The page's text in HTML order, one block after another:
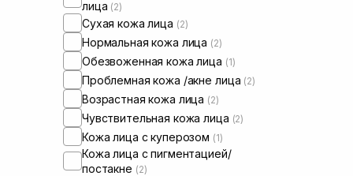
лица (2)
Сухая кожа лица (2)
Нормальная кожа лица (2)
Обезвоженная кожа лица (1)
Проблемная кожа /акне лица (2)
Возрастная кожа лица (2)
Чувствительная кожа лица (2)
Кожа лица с куперозом (1)
Кожа лица с пигментацией/
постакне (2)